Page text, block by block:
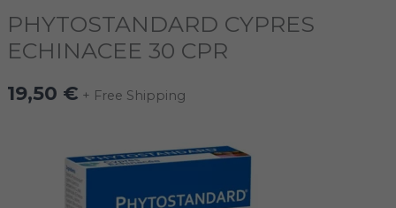
PHYTOSTANDARD CYPRES
ECHINACEE 30 CPR
19,50 € + Free Shipping